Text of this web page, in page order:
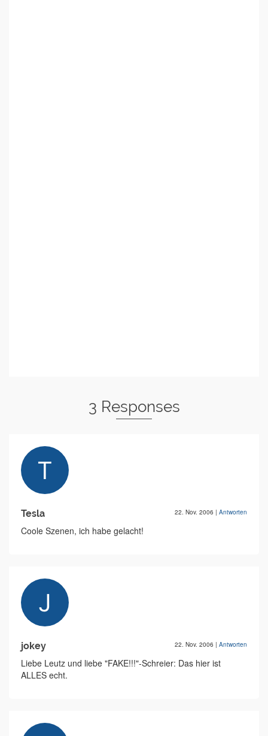
3 Responses
Tesla 22. Nov. 2006 | Antworten
Coole Szenen, ich habe gelacht!
jokey 22. Nov. 2006 | Antworten
Liebe Leutz und liebe "FAKE!!!"-Schreier: Das hier ist
ALLES echt.